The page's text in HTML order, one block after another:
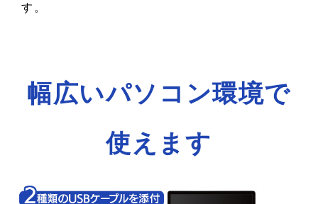
す。
幅広いパソコン環境で
使えます